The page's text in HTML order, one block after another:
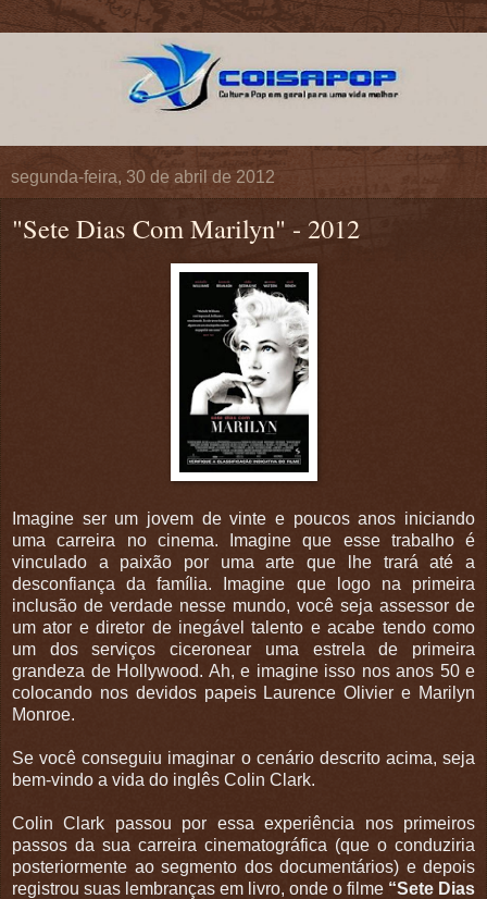
segunda-feira, 30 de abril de 2012
"Sete Dias Com Marilyn" - 2012
Imagine ser um jovem de vinte e poucos anos iniciando
uma carreira no cinema. Imagine que esse trabalho é
vinculado a paixão por uma arte que lhe trará até a
desconfiança da família. Imagine que logo na primeira
inclusão de verdade nesse mundo, você seja assessor de
um ator e diretor de inegável talento e acabe tendo como
um dos serviços ciceronear uma estrela de primeira
grandeza de Hollywood. Ah, e imagine isso nos anos 50 e
colocando nos devidos papeis Laurence Olivier e Marilyn
Monroe.
Se você conseguiu imaginar o cenário descrito acima, seja
bem-vindo a vida do inglês Colin Clark.
Colin Clark passou por essa experiência nos primeiros
passos da sua carreira cinematográfica (que o conduziria
posteriormente ao segmento dos documentários) e depois
registrou suas lembranças em livro, onde o filme “Sete Dias